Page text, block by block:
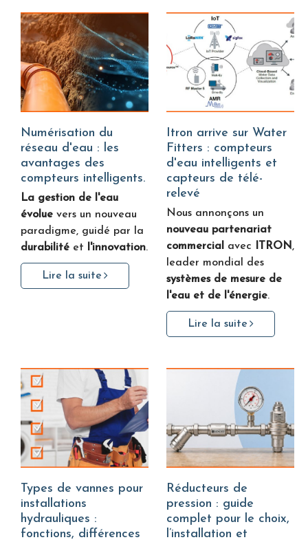
Numérisation du
réseau d'eau : les
avantages des
compteurs intelligents.
La gestion de l'eau
évolue vers un nouveau
paradigme, guidé par la
durabilité et l'innovation.
Lire la suite
Itron arrive sur Water
Fitters : compteurs
d'eau intelligents et
capteurs de télé-
relevé
Nous annonçons un
nouveau partenariat
commercial avec ITRON,
leader mondial des
systèmes de mesure de
l'eau et de l'énergie.
Lire la suite
Types de vannes pour
installations
hydrauliques :
fonctions, différences
Réducteurs de
pression : guide
complet pour le choix,
l’installation et